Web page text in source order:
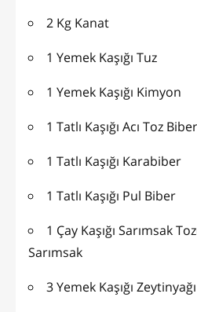
2 Kg Kanat
1 Yemek Kaşığı Tuz
1 Yemek Kaşığı Kimyon
1 Tatlı Kaşığı Acı Toz Biber
1 Tatlı Kaşığı Karabiber
1 Tatlı Kaşığı Pul Biber
1 Çay Kaşığı Sarımsak
Sarımsak
3 Yemek Kaşığı Zeytinyağı